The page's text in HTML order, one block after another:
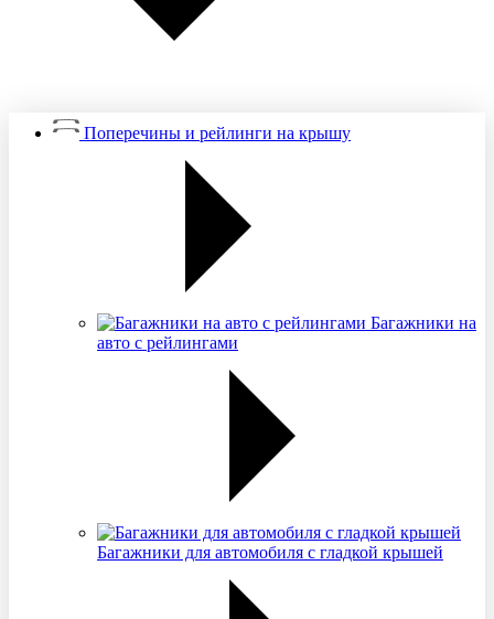
Поперечины и рейлинги на крышу
Багажники на
авто с рейлингами
Багажники для автомобиля с гладкой крышей